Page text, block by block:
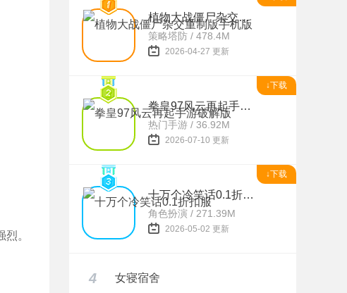
。
植物大战僵尸杂交重制版手机版
策略塔防 / 478.4M
2026-04-27 更新
↓下载
拳皇97风云再起手游破解版
热门手游 / 36.92M
2026-07-10 更新
↓下载
十万个冷笑话0.1折扣服
角色扮演 / 271.39M
2026-05-02 更新
4 女寝宿舍